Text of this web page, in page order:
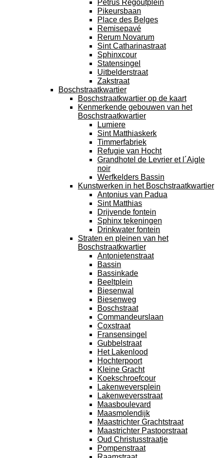
Petrus Regoutplein
Pikeursbaan
Place des Belges
Remisepavé
Rerum Novarum
Sint Catharinastraat
Sphinxcour
Statensingel
Uitbelderstraat
Zakstraat
Boschstraatkwartier
Boschstraatkwartier op de kaart
Kenmerkende gebouwen van het
Boschstraatkwartier
Lumiere
Sint Matthiaskerk
Timmerfabriek
Refugie van Hocht
Grandhotel de Levrier et l´Aigle
noir
Werfkelders Bassin
Kunstwerken in het Boschstraatkwartier
Antonius van Padua
Sint Matthias
Drijvende fontein
Sphinx tekeningen
Drinkwater fontein
Straten en pleinen van het
Boschstraatkwartier
Antonietenstraat
Bassin
Bassinkade
Beeltplein
Biesenwal
Biesenweg
Boschstraat
Commandeurslaan
Coxstraat
Fransensingel
Gubbelstraat
Het Lakenlood
Hochterpoort
Kleine Gracht
Koekschroefcour
Lakenweversplein
Lakenweversstraat
Maasboulevard
Maasmolendijk
Maastrichter Grachtstraat
Maastrichter Pastoorstraat
Oud Christusstraatje
Pompenstraat